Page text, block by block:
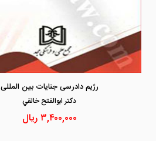
رژیم دادرسی جنایات بین المللی
دكتر ابوالفتح خالقي
۳,۴۰۰,۰۰۰ریال